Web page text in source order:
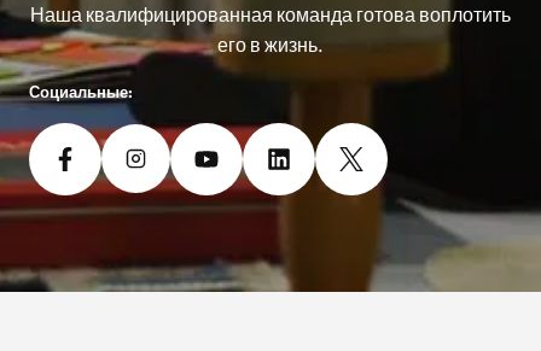
Наша квалифицированная команда готова воплотить
его в жизнь.
Социальные: